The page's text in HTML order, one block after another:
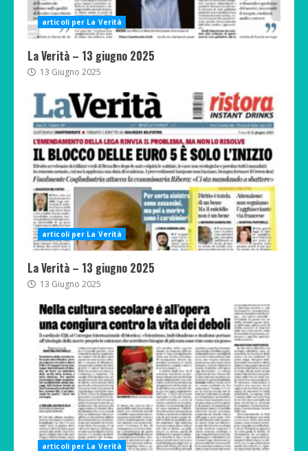
articoli per La Verità
La Verità – 13 giugno 2025
13 Giugno 2025
articoli per La Verità
La Verità – 13 giugno 2025
13 Giugno 2025
articoli per La Verità